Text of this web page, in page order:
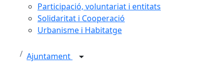
Participació, voluntariat i entitats
Solidaritat i Cooperació
Urbanisme i Habitatge
Ajuntament